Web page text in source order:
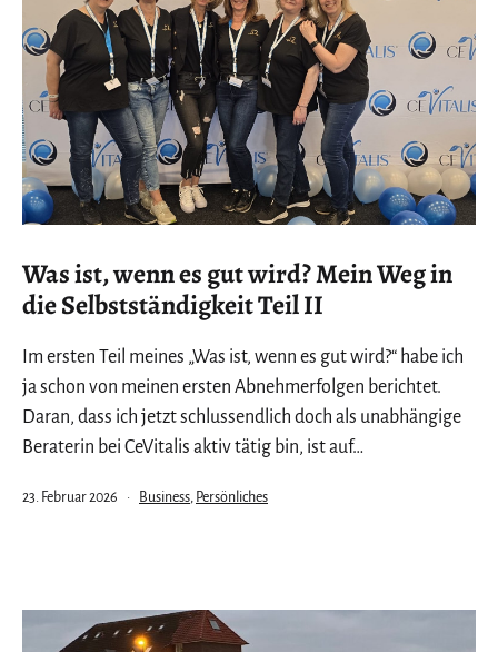
Was ist, wenn es gut wird? Mein Weg in
die Selbstständigkeit Teil II
Im ersten Teil meines „Was ist, wenn es gut wird?“ habe ich
ja schon von meinen ersten Abnehmerfolgen berichtet.
Daran, dass ich jetzt schlussendlich doch als unabhängige
Beraterin bei CeVitalis aktiv tätig bin, ist auf…
Veröffentlicht
23. Februar 2026
Kategorisiert
Business, Persönliches